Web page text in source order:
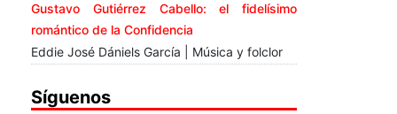
Gustavo Gutiérrez Cabello: el fidelísimo
romántico de la Confidencia
Eddie José Dániels García | Música y folclor
Síguenos